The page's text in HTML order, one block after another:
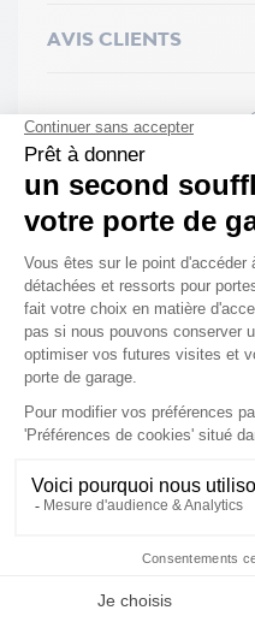
AVIS CLIENTS
Assistance
COMPATIBILITÉ
FERRURE L